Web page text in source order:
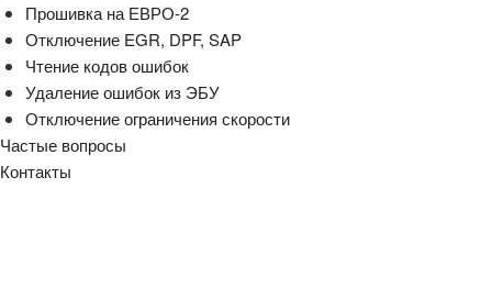
Прошивка на ЕВРО-2
Отключение EGR, DPF, SAP
Чтение кодов ошибок
Удаление ошибок из ЭБУ
Отключение ограничения скорости
Частые вопросы
Контакты